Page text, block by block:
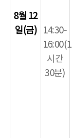
8월 12
일(금)
14:30-
16:00(1
시간
30분)